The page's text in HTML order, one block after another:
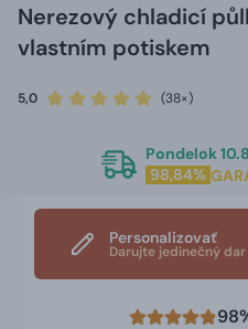
Nerezový chladicí
vlastním potiskem
5,0 (38×)
Pondelok
98,84%
Personalizovať
Darujte jedinečný dar